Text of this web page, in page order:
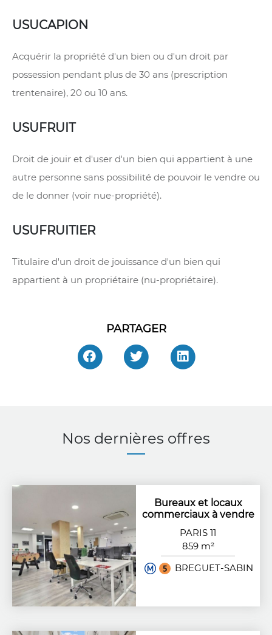
USUCAPION
Acquérir la propriété d'un bien ou d'un droit par
possession pendant plus de 30 ans (prescription
trentenaire), 20 ou 10 ans.
USUFRUIT
Droit de jouir et d'user d'un bien qui appartient à une
autre personne sans possibilité de pouvoir le vendre ou
de le donner (voir nue-propriété).
USUFRUITIER
Titulaire d'un droit de jouissance d'un bien qui
appartient à un propriétaire (nu-propriétaire).
PARTAGER
Nos dernières offres
Bureaux et locaux
commerciaux à vendre
PARIS 11
859 m²
BREGUET-SABIN